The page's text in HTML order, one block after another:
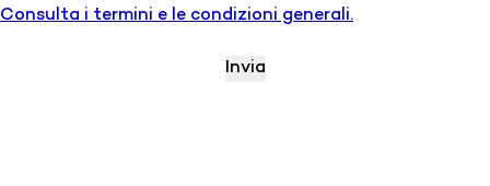
Consulta i termini e le condizioni generali.